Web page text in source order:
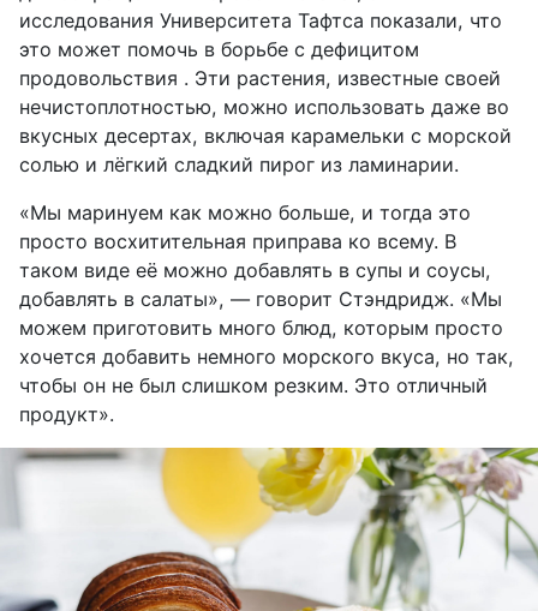
исследования Университета Тафтса показали, что
это может помочь в борьбе с дефицитом
продовольствия . Эти растения, известные своей
нечистоплотностью, можно использовать даже во
вкусных десертах, включая карамельки с морской
солью и лёгкий сладкий пирог из ламинарии.
«Мы маринуем как можно больше, и тогда это
просто восхитительная приправа ко всему. В
таком виде её можно добавлять в супы и соусы,
добавлять в салаты», — говорит Стэндридж. «Мы
можем приготовить много блюд, которым просто
хочется добавить немного морского вкуса, но так,
чтобы он не был слишком резким. Это отличный
продукт».